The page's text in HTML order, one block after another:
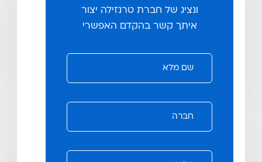
ונציג של חברת טרנזילה יצור
איתך קשר בהקדם האפשרי